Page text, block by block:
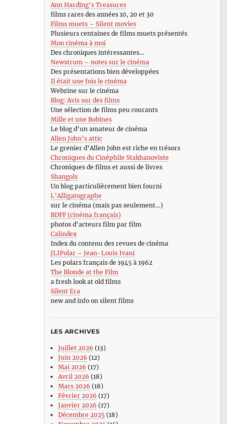
Ann Harding’s Treasures
films rares des années 10, 20 et 30
Films muets – Silent movies
Plusieurs centaines de films muets présentés
Mon cinéma à moi
Des chroniques intéressantes…
Newstrum – notes sur le cinéma
Des présentations bien développées
Il était une fois le cinéma
Webzine sur le cinéma
Blog: Avis sur des films
Une sélection de films peu courants
Mille et une Bobines
Le blog d’un amateur de cinéma
Allen John’s attic
Le grenier d’Allen John est riche en trésors
Chroniques du Cinéphile Stakhanoviste
Chroniques de films et aussi de livres
Shangols
Un blog particulièrement bien fourni
L’Alligatographe
sur le cinéma (mais pas seulement…)
BDFF (cinéma français)
photos d’acteurs film par film
Calindex
Index du contenu des revues de cinéma
JLIPolar – Jean-Louis Ivani
Les polars français de 1945 à 1962
The Blonde at the Film
a fresh look at old films
Silent Era
new and info on silent films
LES ARCHIVES
Juillet 2026 (13)
Juin 2026 (12)
Mai 2026 (17)
Avril 2026 (18)
Mars 2026 (18)
Février 2026 (17)
Janvier 2026 (17)
Décembre 2025(18)